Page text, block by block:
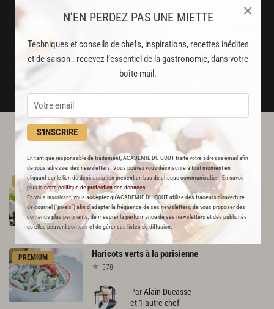
N’EN PERDEZ PAS UNE MIETTE
Techniques et conseils de chefs, inspirations, recettes inédites
et de saison : recevez l’essentiel de la gastronomie, dans votre
boîte mail.
S'INSCRIRE
En tant que responsable de traitement, ACADEMIE DU GOUT traite votre adresse email afin
de vous adresser des newsletters. Vous pouvez vous désinscrire à tout moment en
cliquant sur le lien de désinscription présent en bas de chaque communication. En savoir
plus lanotre politique de protection des données
En vous inscrivant, vous acceptez qu'ACADEMIE DU GOUT utilise des traceurs d’ouverture
de courriel (“pixels”) afin d’adapter la fréquence de ses newsletters, de vous proposer des
contenus plus pertinents, de mesurer la performance de ses newsletters et des publicités
qu’elles peuvent contenir et de gérer ses listes de diffusion.
×
Stop pub
un service garanti sans publicité
JE M'ABONNE
L'ACADÉMIE DU GOÛT VOUS
RECOMMANDE
PREMIUM Saladedeharicots verts
407
ParAlain Ducasse
et 2 autres chefs
PREMIUM Haricotsvertsà laparisienne
378
ParAlain Ducasse
et 1 autre chef